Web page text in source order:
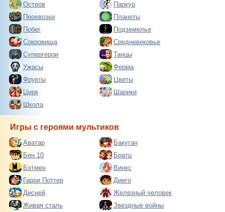
Остров
Паркур
Перевозки
Планеты
Побег
Подземелье
Сокровища
Средневековье
Супергерои
Танцы
Ужасы
Ферма
Фрукты
Цветы
Цирк
Шарики
Школа
Игры с героями мультиков
Аватар
Бакуган
Бен 10
Братц
Бэтмен
Винкс
Гарри Поттер
Диего
Дисней
Железный человек
Живая сталь
Звездные войны